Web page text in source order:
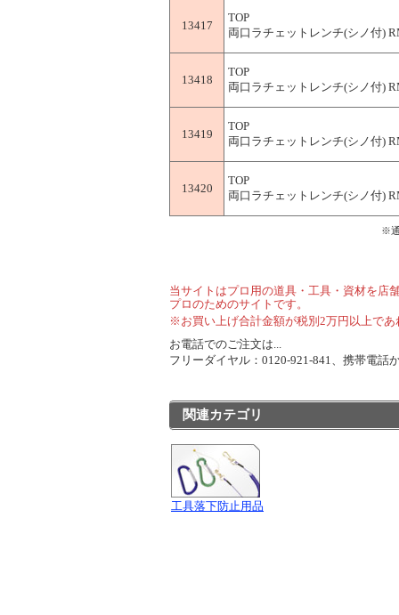
13417
TOP
両口ラチェットレンチ(シノ付)
13418
TOP
両口ラチェットレンチ(シノ付)
13419
TOP
両口ラチェットレンチ(シノ付)
13420
TOP
両口ラチェットレンチ(シノ付)
※
当サイトはプロ用の道具・工具・資材を店
プロのためのサイトです。
※お買い上げ合計金額が税別2万円以上で
お電話でのご注文は...
フリーダイヤル：0120-921-841、携帯電
関連カテゴリ
工具落下防止用品